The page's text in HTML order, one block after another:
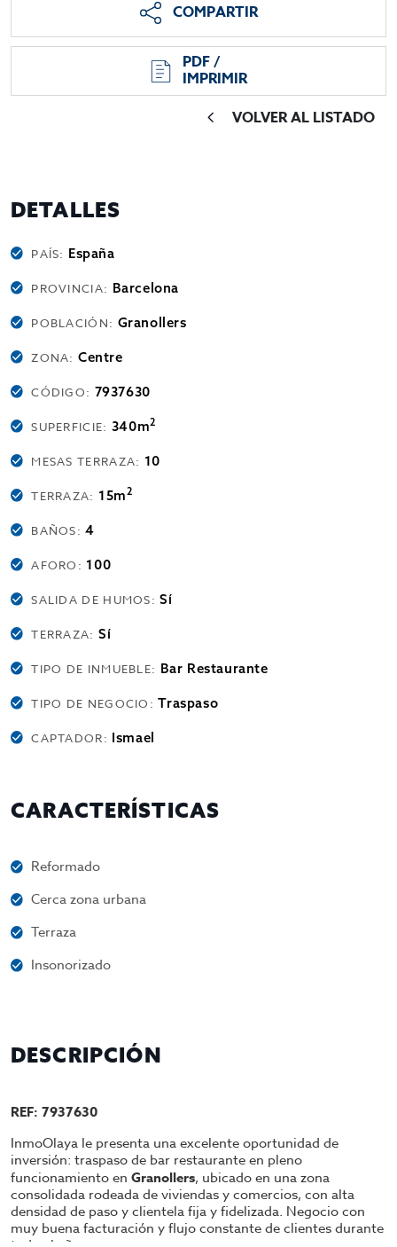
COMPARTIR
PDF /
IMPRIMIR
VOLVER AL LISTADO
DETALLES
PAÍS: España
PROVINCIA: Barcelona
POBLACIÓN: Granollers
ZONA:Centre
CÓDIGO: 7937630
SUPERFICIE: 340m2
MESAS TERRAZA: 10
TERRAZA: 15m2
BAÑOS:4
AFORO: 100
SALIDA DE HUMOS:Sí
TERRAZA: Sí
TIPO DE INMUEBLE: Bar Restaurante
TIPO DE NEGOCIO:Traspaso
CAPTADOR: Ismael
CARACTERÍSTICAS
Reformado
Cerca zona urbana
Terraza
Insonorizado
DESCRIPCIÓN
REF: 7937630
InmoOlaya le presenta una excelente oportunidad de
inversión: traspaso de bar restaurante en pleno
funcionamiento en Granollers, ubicado en una zona
consolidada rodeada de viviendas y comercios, con alta
densidad de paso y clientela fija y fidelizada. Negocio con
muy buena facturación y flujo constante de clientes durante